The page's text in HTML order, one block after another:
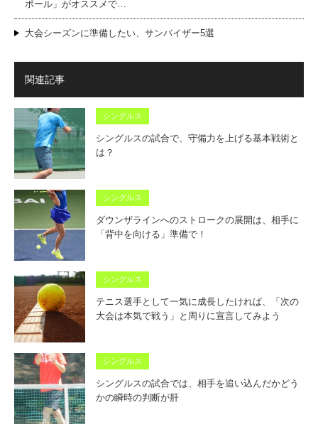
ポール」がオススメで…
大会シーズンに準備したい、サンバイザー5選
関連記事
シングルス
シングルスの試合で、守備力を上げる基本戦術と
は？
シングルス
ダウンザラインへのストロークの展開は、相手に
「背中を向ける」準備で！
シングルス
テニス選手として一気に成長したければ、「次の
大会は本気で戦う」と周りに宣言してみよう
シングルス
シングルスの試合では、相手を追い込んだかどう
かの瞬時の判断が肝